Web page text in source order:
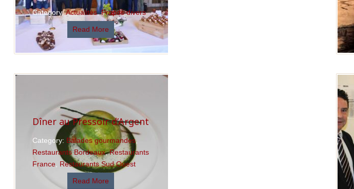
Category:Actualités,Propos divers
Read More
Dîner au Pressoir d’Argent
Category: Balades gourmandes,
Restaurants Bordeaux,Restaurants
France, Restaurants Sud Ouest
Read More